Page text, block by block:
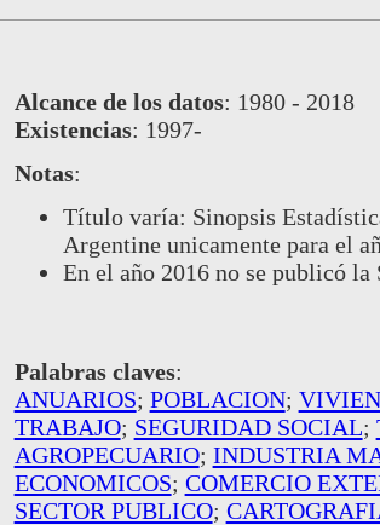
Alcance de los datos: 1980 - 2018
Existencias: 1997-
Notas:
Título varía: Sinopsis
Argentine unicamente para el
En el año 2016 no se publicó la
Palabras claves:
ANUARIOS; POBLACION;
TRABAJO; SEGURIDAD SOCIAL;
AGROPECUARIO; INDUSTRIA
ECONOMICOS; COMERCIO
SECTOR PUBLICO;